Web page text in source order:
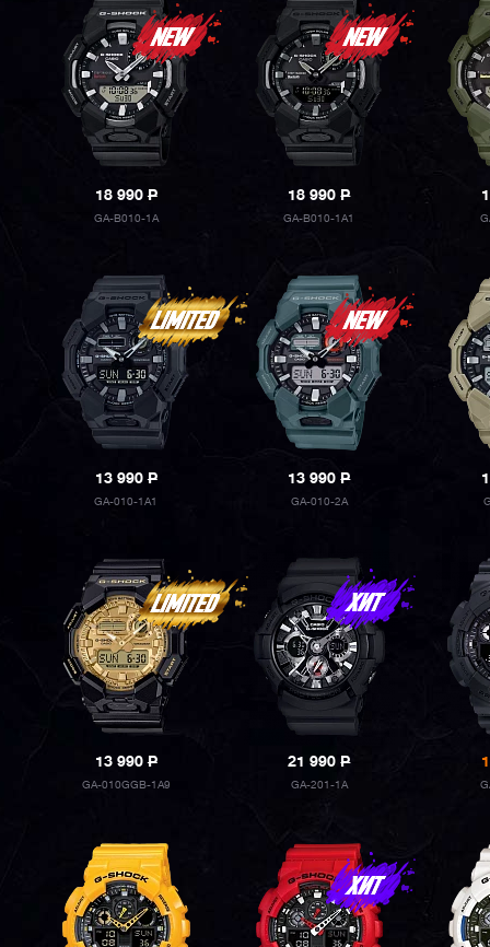
18 990P
GA-B010-1A
18 990P
GA-B010-1A1
13 990P
GA-010-1A1
13 990P
GA-010-2A
13 990P
GA-010GGB-1A9
21 990P
GA-201-1A